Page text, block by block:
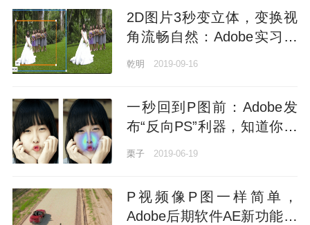
2D图片3秒变立体，变换视
角流畅自然：Adobe实习生
的智能景深算法，登上顶级
乾明 2019-09-16
一秒回到P图前：Adobe发
布“反向PS”利器，知道你修
过哪里，还帮你修回去
栗子 2019-06-19
P视频像P图一样简单，
Adobe后期软件AE新功能上